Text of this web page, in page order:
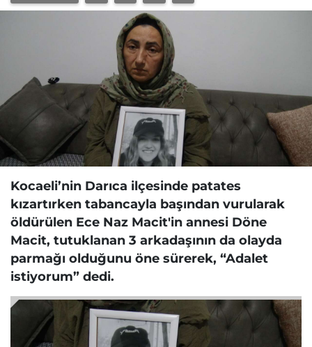
Kocaeli’nin Darıca ilçesinde patates
kızartırken tabancayla başından vurularak
öldürülen Ece Naz Macit'in annesi Döne
Macit, tutuklanan 3 arkadaşının da olayda
parmağı olduğunu öne sürerek, “Adalet
istiyorum” dedi.